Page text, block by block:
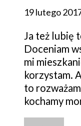
19 lutego
Ja też lubię
Doceniam
mi
korzystam.
to
kochamy